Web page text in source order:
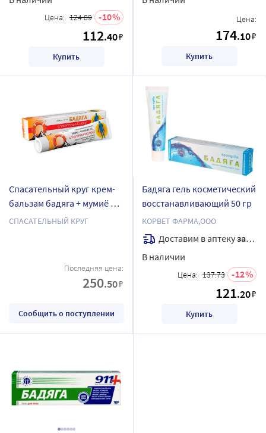
Цена: 124.89 10
112.40₽
Купить
Цена:
174.10₽
Купить
Спасательный круг крем-
бальзам бадяга + мумиё 50
гр/ арт 097
СПАСАТЕЛЬНЫЙ КРУГ
Последняя цена:
250.50₽
Сообщить о поступлении
Бадяга гель косметический
восстанавливающий 50 гр
КОРВЕТ ФАРМА,ООО
Доставим в аптекузавтра
В наличии
Цена: 137.73 12
121.20₽
Купить